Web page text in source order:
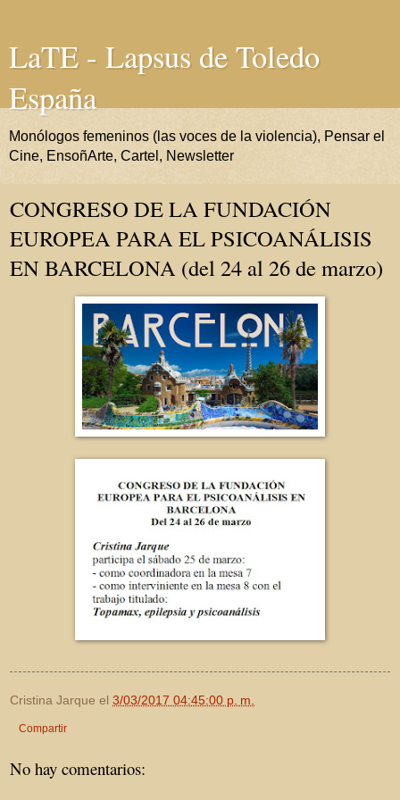
LaTE - Lapsus de Toledo
España
Monólogos femeninos (las voces de la violencia), Pensar el
Cine, EnsoñArte, Cartel, Newsletter
CONGRESO DE LA FUNDACIÓN
EUROPEA PARA EL PSICOANÁLISIS
EN BARCELONA (del 24 al 26 de marzo)
Cristina Jarque el 3/03/2017 04:45:00 p. m.
Compartir
No hay comentarios: